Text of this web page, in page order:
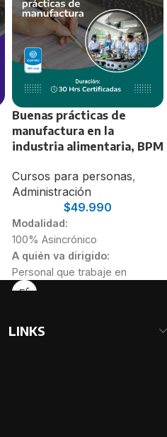
Buenas prácticas de
manufactura en la
industria alimentaria, BPM
Cursos para personas,
Administración
$49.990
Modalidad:
100% Asincrónico
A quién va dirigido:
Personal que trabaje en
empresas elaboradoras de
Duración:
LINKS